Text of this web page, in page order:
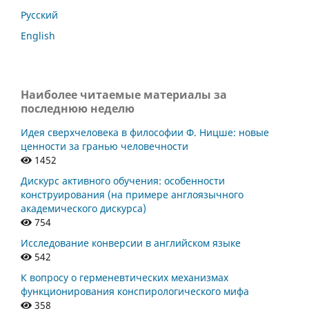
Русский
English
Наиболее читаемые материалы за
последнюю неделю
Идея сверхчеловека в философии Ф. Ницше: новые
ценности за гранью человечности
1452
Дискурс активного обучения: особенности
конструирования (на примере англоязычного
академического дискурса)
754
Исследование конверсии в английском языке
542
К вопросу о герменевтических механизмах
функционирования конспирологического мифа
358